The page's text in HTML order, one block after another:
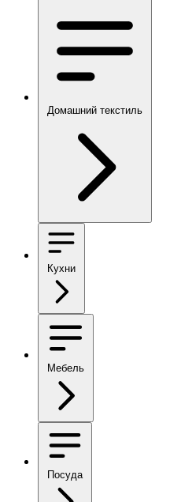
Домашний текстиль
Кухни
Мебель
Посуда